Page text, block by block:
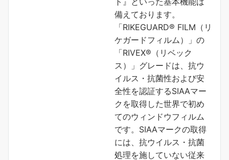
備えております。
「RIKEGUARD® FILM（リ
ケガードフィルム）」の
「RIVEX®（リベック
ス）」グレードは、抗ウ
イルス・抗菌性および安
全性を認証するSIAAマー
クを取得した世界で初め
てのウィンドウフィルム
です。SIAAマークの取得
には、抗ウイルス・抗菌
処理を施していない従来